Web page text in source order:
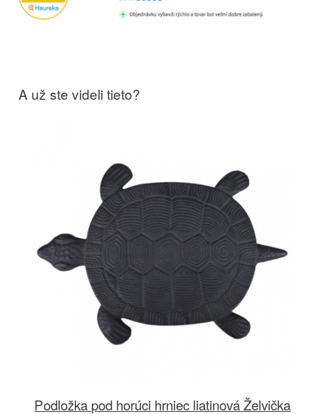
A už ste videli tieto?
Podložka pod horúci hrniec liatinová Želvička